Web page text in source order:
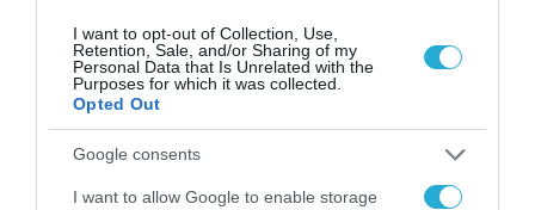
I want to opt-out of Collection, Use,
Retention, Sale, and/or Sharing of my
Personal Data that Is Unrelated with the
Purposes for which it was collected.
Opted Out
Google consents
I want to allow Google to enable storage
ΤΕΧΝΟΛΟΓΙΕΣ